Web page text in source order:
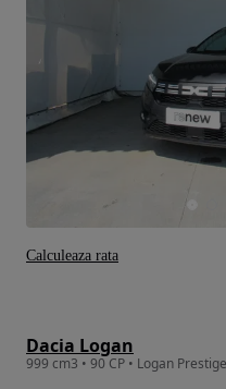
Dacia Logan
Calculeaza rata